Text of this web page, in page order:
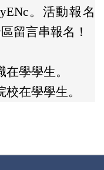
。活動報名
留言串報名！
學學生。
在學學生。